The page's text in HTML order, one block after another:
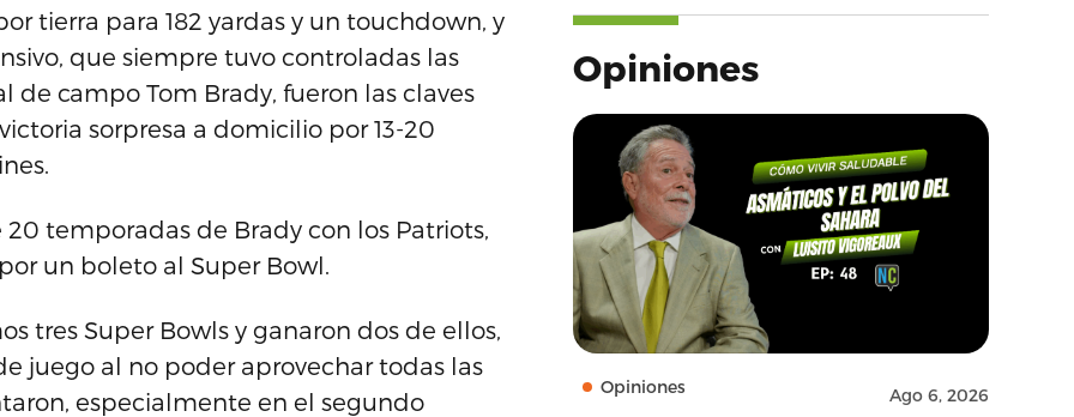
tierra para 182 yardas y un touchdown, y
que siempre tuvo controladas las
de campo Tom Brady, fueron las claves
sorpresa a domicilio por 13-20
temporadas de Brady con los Patriots,
un boleto al Super Bowl.
tres Super Bowls y ganaron dos de ellos,
juego al no poder aprovechar todas las
especialmente en el segundo
Opiniones
Opiniones Ago 6, 2026